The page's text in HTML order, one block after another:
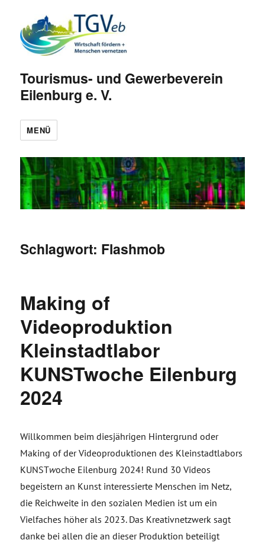
Tourismus- und Gewerbeverein
Eilenburg e. V.
MENÜ
Schlagwort: Flashmob
Making of
Videoproduktion
Kleinstadtlabor
KUNSTwoche Eilenburg
2024
Willkommen beim diesjährigen Hintergrund oder
Making of der Videoproduktionen des Kleinstadtlabors
KUNSTwoche Eilenburg 2024! Rund 30 Videos
begeistern an Kunst interessierte Menschen im Netz,
die Reichweite in den sozialen Medien ist um ein
Vielfaches höher als 2023. Das Kreativnetzwerk sagt
danke bei allen die an dieser Produktion beteiligt